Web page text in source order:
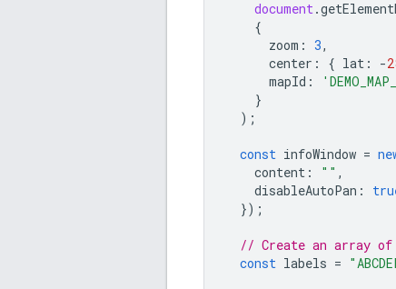
document.
{
zoom : 3,
center : { lat : -
mapId :
}
);
const infoWindow =
content : "" ,
disableAutoPan :
});
// Create an array of
const labels =